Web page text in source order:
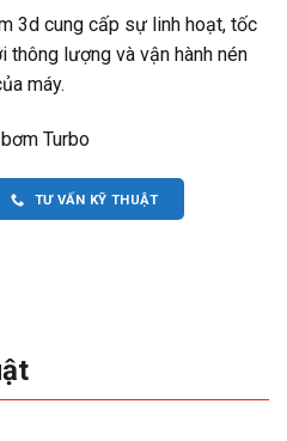
3d cung cấp sự linh hoạt, tốc
lượng và vận hành nén
máy.
Turbo
TƯ VẤN KỸ THUẬT